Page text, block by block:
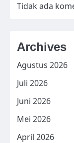
Tidak ada
Archives
Agustus 2026
Juli 2026
Juni 2026
Mei 2026
April 2026